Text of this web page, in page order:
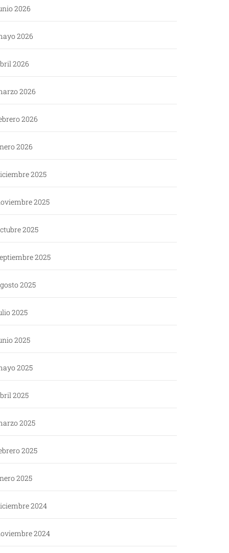
2026
2026
2026
2026
2026
2026
2025
2025
2025
2025
2025
2025
2025
2025
2025
2025
2025
2025
2024
2024